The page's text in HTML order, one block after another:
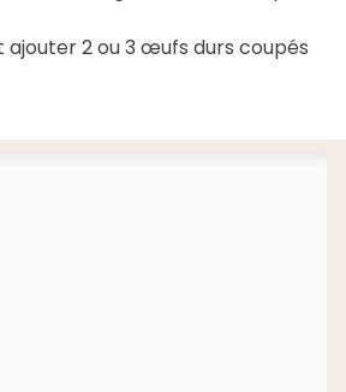
ajouter 2 ou 3 œufs durs coupés